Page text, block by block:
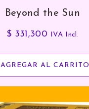
Beyond the Sun
$ 331,300 IVA Incl.
AGREGAR AL CARRITO